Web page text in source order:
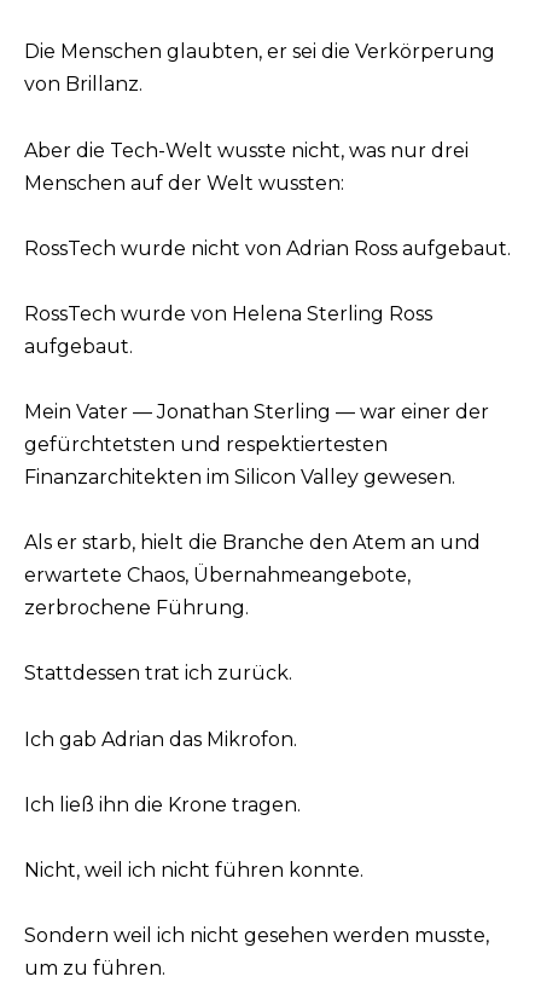
Die Menschen glaubten, er sei die Verkörperung
von Brillanz.
Aber die Tech-Welt wusste nicht, was nur drei
Menschen auf der Welt wussten:
RossTech wurde nicht von Adrian Ross aufgebaut.
RossTech wurde von Helena Sterling Ross
aufgebaut.
Mein Vater — Jonathan Sterling — war einer der
gefürchtetsten und respektiertesten
Finanzarchitekten im Silicon Valley gewesen.
Als er starb, hielt die Branche den Atem an und
erwartete Chaos, Übernahmeangebote,
zerbrochene Führung.
Stattdessen trat ich zurück.
Ich gab Adrian das Mikrofon.
Ich ließ ihn die Krone tragen.
Nicht, weil ich nicht führen konnte.
Sondern weil ich nicht gesehen werden musste,
um zu führen.